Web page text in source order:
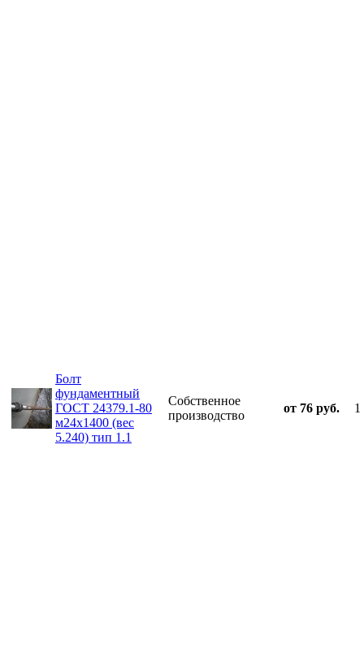
Болт
фундаментный
ГОСТ 24379.1-80
м24х1400 (вес
5.240) тип 1.1
Собственное
производство
от 76 руб. 1